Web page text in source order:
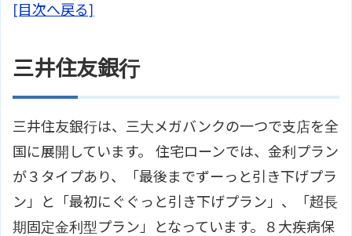
[目次へ戻る]
三井住友銀行
三井住友銀行は、三大メガバンクの一つで支店を全
国に展開しています。 住宅ローンでは、金利プラン
が３タイプあり、「最後までずーっと引き下げプラ
ン」と「最初にぐぐっと引き下げプラン」、「超長
期固定金利型プラン」となっています。８大疾病保